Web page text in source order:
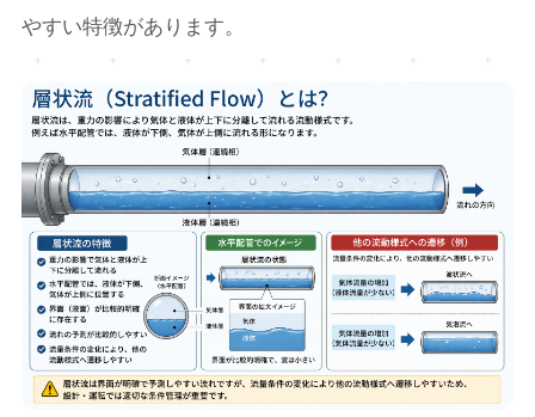
やすい特徴があります。